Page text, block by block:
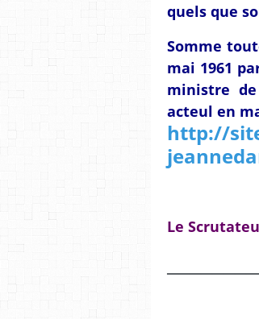
quels que
Somme
mai 1961
ministre
acteul en
http://
Le